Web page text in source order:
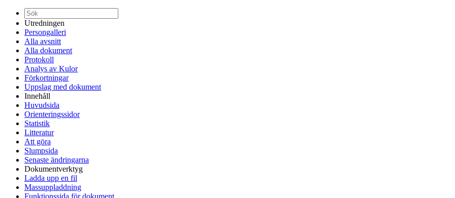
Utredningen
Persongalleri
Alla avsnitt
Alla dokument
Protokoll
Analys av Kulor
Förkortningar
Uppslag med dokument
Innehåll
Huvudsida
Orienteringssidor
Statistik
Litteratur
Att göra
Slumpsida
Senaste ändringarna
Dokumentverktyg
Ladda upp en fil
Massuppladdning
Funktionssida för dokument